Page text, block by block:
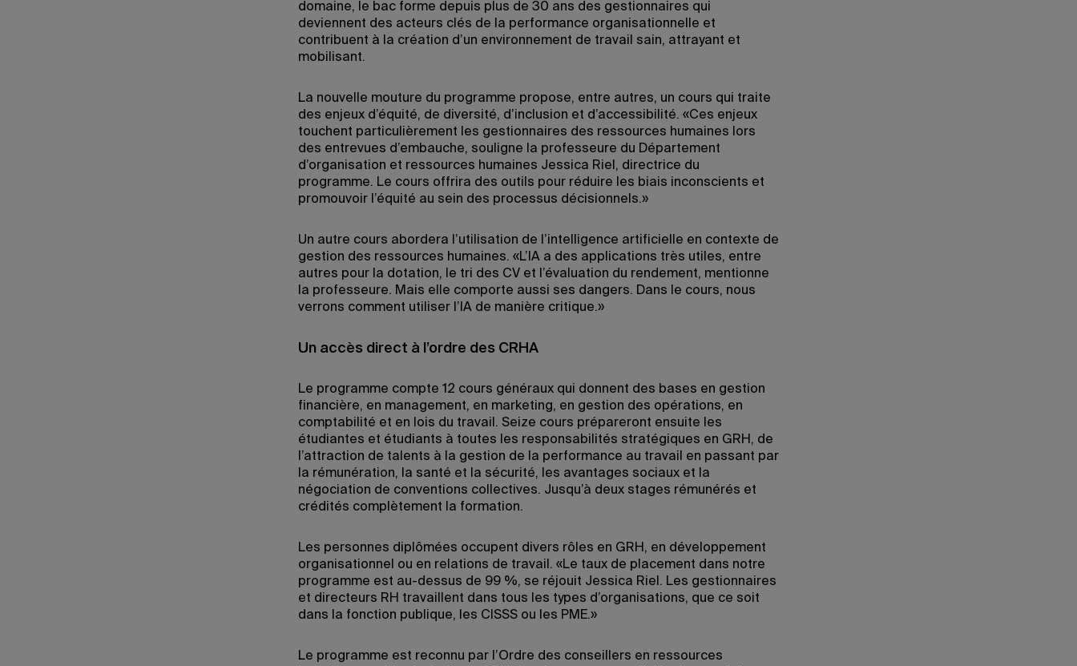
domaine, le bac forme depuis plus de 30 ans des gestionnaires qui
deviennent des acteurs clés de la performance organisationnelle et
contribuent à la création d’un environnement de travail sain, attrayant et
mobilisant.
La nouvelle mouture du programme propose, entre autres, un cours qui traite
des enjeux d’équité, de diversité, d’inclusion et d’accessibilité. «Ces enjeux
touchent particulièrement les gestionnaires des ressources humaines lors
des entrevues d’embauche, souligne la professeure du Département
d’organisation et ressources humaines Jessica Riel, directrice du
programme. Le cours offrira des outils pour réduire les biais inconscients et
promouvoir l’équité au sein des processus décisionnels.»
Un autre cours abordera l’utilisation de l’intelligence artificielle en contexte de
gestion des ressources humaines. «L’IA a des applications très utiles, entre
autres pour la dotation, le tri des CV et l’évaluation du rendement, mentionne
la professeure. Mais elle comporte aussi ses dangers. Dans le cours, nous
verrons comment utiliser l’IA de manière critique.»
Un accès direct à l’ordre des CRHA
Le programme compte 12 cours généraux qui donnent des bases en gestion
financière, en management, en marketing, en gestion des opérations, en
comptabilité et en lois du travail. Seize cours prépareront ensuite les
étudiantes et étudiants à toutes les responsabilités stratégiques en GRH, de
l’attraction de talents à la gestion de la performance au travail en passant par
la rémunération, la santé et la sécurité, les avantages sociaux et la
négociation de conventions collectives. Jusqu’à deux stages rémunérés et
crédités complètement la formation.
Les personnes diplômées occupent divers rôles en GRH, en développement
organisationnel ou en relations de travail. «Le taux de placement dans notre
programme est au-dessus de 99 %, se réjouit Jessica Riel. Les gestionnaires
et directeurs RH travaillent dans tous les types d’organisations, que ce soit
dans la fonction publique, les CISSS ou les PME.»
Le programme est reconnu par l’Ordre des conseillers en ressources